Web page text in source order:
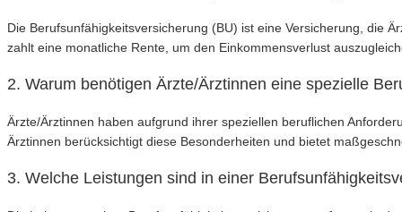
Die Berufsunfähigkeitsversicherung (BU) ist eine Versicherung, die
zahlt eine monatliche Rente, um den Einkommensverlust
2. Warum benötigen Ärzte/Ärztinnen eine spezielle
Ärzte/Ärztinnen haben aufgrund ihrer speziellen beruflichen
Ärztinnen berücksichtigt diese Besonderheiten und bietet
3. Welche Leistungen sind in einer